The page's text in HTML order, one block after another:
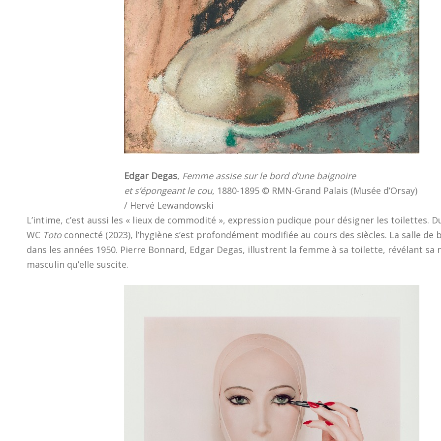
Edgar Degas, Femme assise sur le bord d’une baignoire
et s’épongeant le cou, 1880-1895 © RMN-Grand Palais (Musée d’Orsay)
/ Hervé Lewandowski
L’intime, c’est aussi les « lieux de commodité », expression pudique pour désigner les toilettes.
WC Totoconnecté (2023), l’hygiène s’est profondément modifiée au cours des siècles. La salle de
dans les années 1950. Pierre Bonnard, Edgar Degas, illustrent la femme à sa toilette, révélant sa
masculin qu’elle suscite.